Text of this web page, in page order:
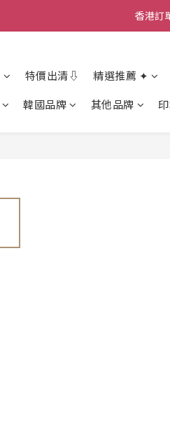
香港訂
【
特價出清⇩ 精選推薦 ✦
韓國品牌 其他品牌